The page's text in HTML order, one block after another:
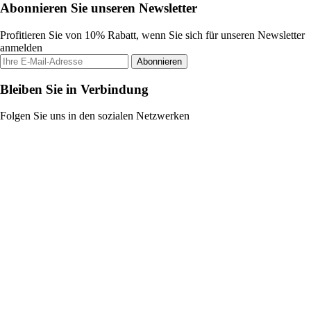
Abonnieren Sie unseren Newsletter
Profitieren Sie von 10% Rabatt, wenn Sie sich für unseren Newsletter
anmelden
Abonnieren
Bleiben Sie in Verbindung
Folgen Sie uns in den sozialen Netzwerken